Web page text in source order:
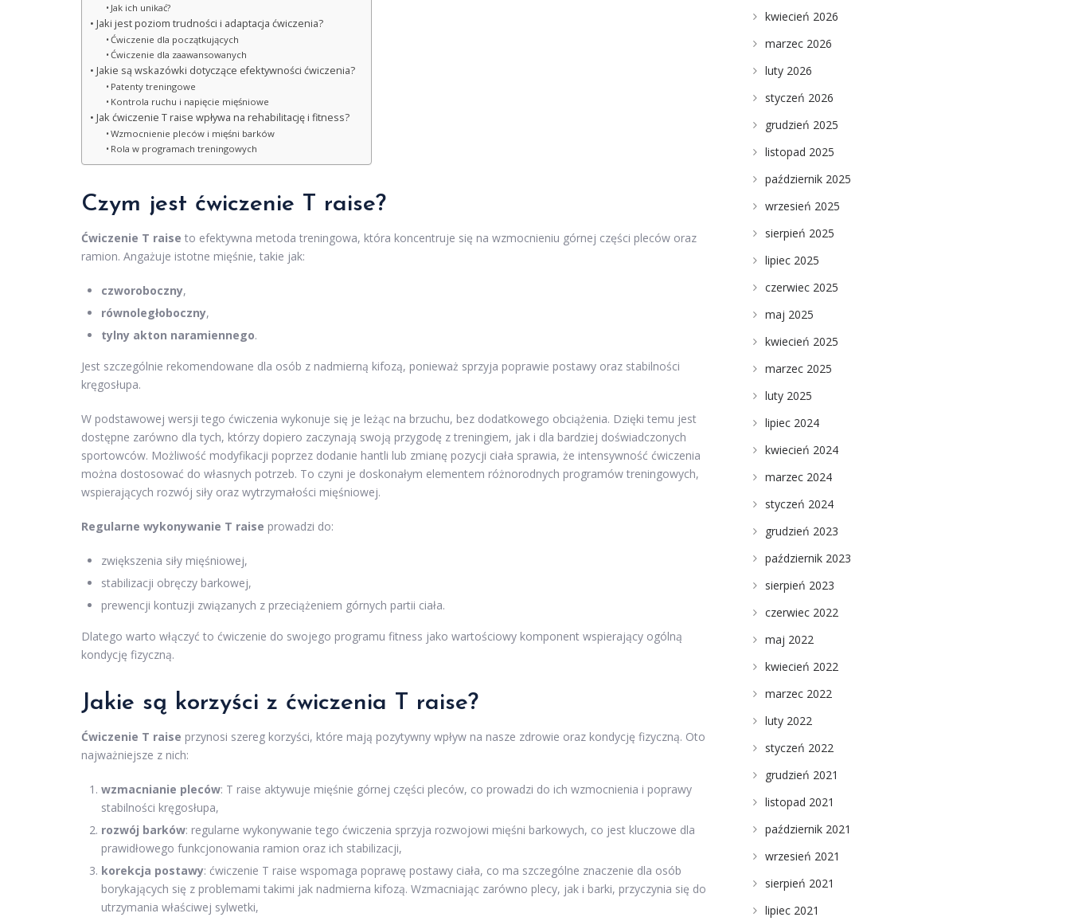
Jak ich unikać?
Jaki jest poziom trudności i adaptacja ćwiczenia?
Ćwiczenie dla początkujących
Ćwiczenie dla zaawansowanych
Jakie są wskazówki dotyczące efektywności ćwiczenia?
Patenty treningowe
Kontrola ruchu i napięcie mięśniowe
Jak ćwiczenie T raise wpływa na rehabilitację i fitness?
Wzmocnienie pleców i mięśni barków
Rola w programach treningowych
Czym jest ćwiczenie T raise?
Ćwiczenie T raise to efektywna metoda treningowa, która koncentruje się na wzmocnieniu górnej części pleców oraz
ramion. Angażuje istotne mięśnie, takie jak:
czworoboczny,
równoległoboczny,
tylny akton naramiennego.
Jest szczególnie rekomendowane dla osób z nadmierną kifozą, ponieważ sprzyja poprawie postawy oraz stabilności
kręgosłupa.
W podstawowej wersji tego ćwiczenia wykonuje się je leżąc na brzuchu, bez dodatkowego obciążenia. Dzięki temu jest
dostępne zarówno dla tych, którzy dopiero zaczynają swoją przygodę z treningiem, jak i dla bardziej doświadczonych
sportowców. Możliwość modyfikacji poprzez dodanie hantli lub zmianę pozycji ciała sprawia, że intensywność ćwiczenia
można dostosować do własnych potrzeb. To czyni je doskonałym elementem różnorodnych programów treningowych,
wspierających rozwój siły oraz wytrzymałości mięśniowej.
Regularne wykonywanie T raise prowadzi do:
zwiększenia siły mięśniowej,
stabilizacji obręczy barkowej,
prewencji kontuzji związanych z przeciążeniem górnych partii ciała.
Dlatego warto włączyć to ćwiczenie do swojego programu fitness jako wartościowy komponent wspierający ogólną
kondycję fizyczną.
Jakie są korzyści z ćwiczenia T raise?
Ćwiczenie T raise przynosi szereg korzyści, które mają pozytywny wpływ na nasze zdrowie oraz kondycję fizyczną. Oto
najważniejsze z nich:
wzmacnianie pleców: T raise aktywuje mięśnie górnej części pleców, co prowadzi do ich wzmocnienia i poprawy
stabilności kręgosłupa,
rozwój barków: regularne wykonywanie tego ćwiczenia sprzyja rozwojowi mięśni barkowych, co jest kluczowe dla
prawidłowego funkcjonowania ramion oraz ich stabilizacji,
korekcja postawy: ćwiczenie T raise wspomaga poprawę postawy ciała, co ma szczególne znaczenie dla osób
borykających się z problemami takimi jak nadmierna kifozą. Wzmacniając zarówno plecy, jak i barki, przyczynia się do
utrzymania właściwej sylwetki,
kwiecień 2026
marzec 2026
luty 2026
styczeń 2026
grudzień 2025
listopad 2025
październik 2025
wrzesień 2025
sierpień 2025
lipiec 2025
czerwiec 2025
maj 2025
kwiecień 2025
marzec 2025
luty 2025
lipiec 2024
kwiecień 2024
marzec 2024
styczeń 2024
grudzień 2023
październik 2023
sierpień 2023
czerwiec 2022
maj 2022
kwiecień 2022
marzec 2022
luty 2022
styczeń 2022
grudzień 2021
listopad 2021
październik 2021
wrzesień 2021
sierpień 2021
lipiec 2021